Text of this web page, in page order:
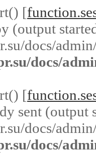
[
(output
docs/
docs/
[
sent (output
docs/
docs/